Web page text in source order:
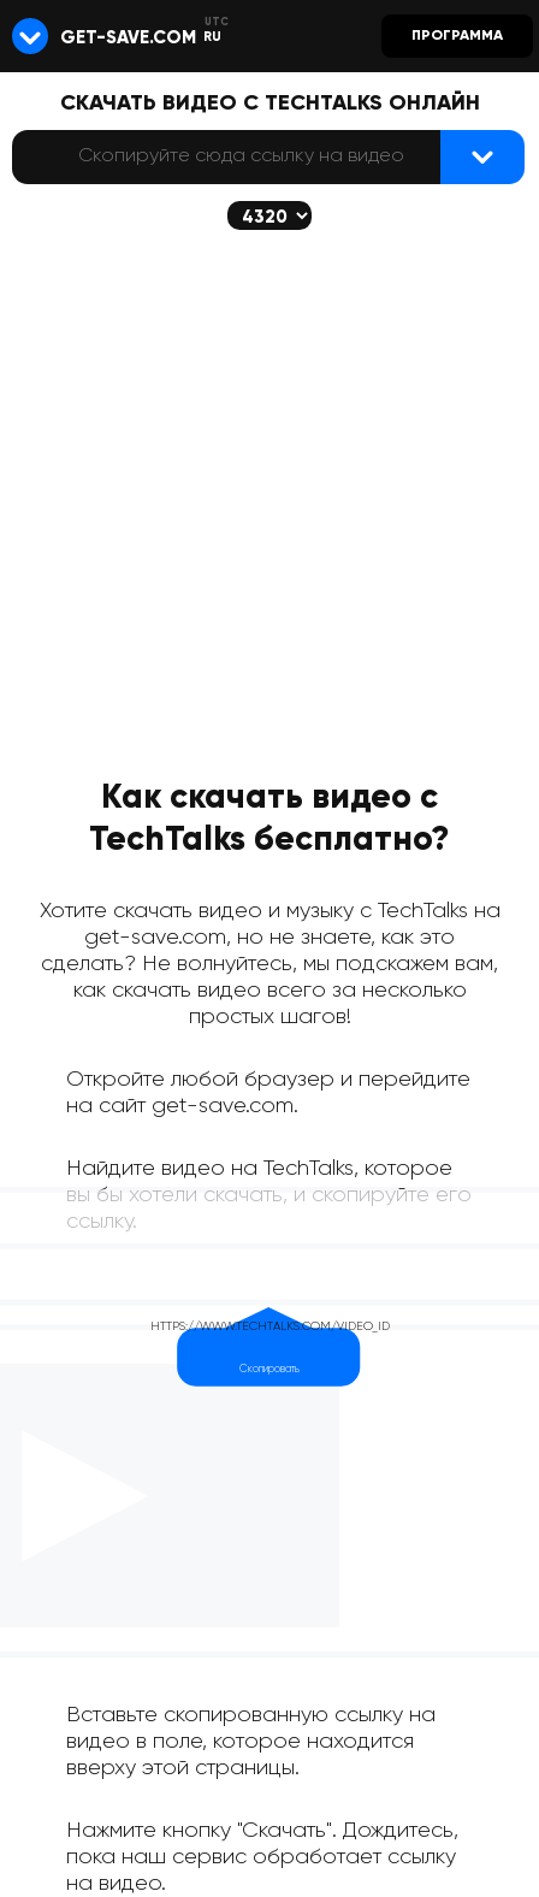
GET-SAVE.COM RU ПРОГРАММА
СКАЧАТЬ ВИДЕО С TECHTALKS ОНЛАЙН
Как скачать видео с
TechTalks бесплатно?
Хотите скачать видео и музыку с TechTalks на
get-save.com, но не знаете, как это
сделать? Не волнуйтесь, мы подскажем вам,
как скачать видео всего за несколько
простых шагов!
Откройте любой браузер и перейдите
на сайт get-save.com.
Найдите видео на TechTalks, которое
вы бы хотели скачать, и скопируйте его
ссылку.
Вставьте скопированную ссылку на
видео в поле, которое находится
вверху этой страницы.
Нажмите кнопку "Скачать". Дождитесь,
пока наш сервис обработает ссылку
на видео.